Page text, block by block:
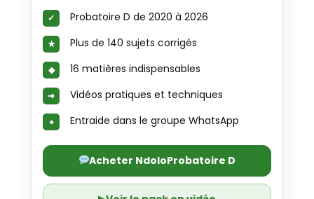
Probatoire D de 2020 à 2026
Plus de 140 sujets corrigés
16 matières indispensables
Vidéos pratiques et techniques
Entraide dans le groupe WhatsApp
Acheter NdoloProbatoire D